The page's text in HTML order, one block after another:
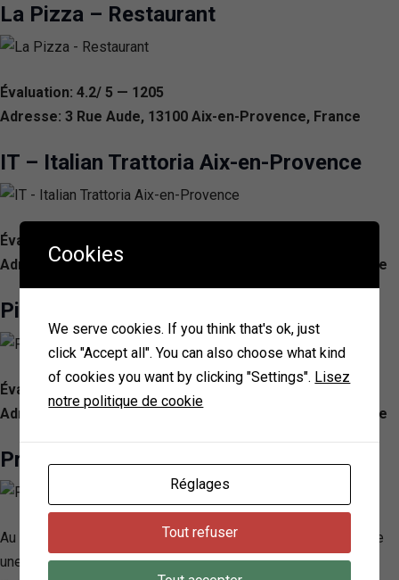
La Pizza – Restaurant
Évaluation: 4.2/ 5 — 1205
Adresse: 3 Rue Aude, 13100 Aix-en-Provence, France
IT – Italian Trattoria Aix-en-Provence
Évaluation: 4.3/ 5 — 986
Adresse: 37 Cr Mirabeau, 13100 Aix-en-Provence, France
Pizza Papa
Évaluation: 3.6/ 5 — 935
Adresse: 33 Cr Mirabeau, 13100 Aix-en-Provence, France
Prima Pasta
Au cœur d’Aix-en-Provence, Prima Pasta se distingue comme
une véritable institution de la cuisine italienne, ancrée dans
Cookies
We serve cookies. If you think that's ok, just
click "Accept all". You can also choose what kind
of cookies you want by clicking "Settings". Lisez
notre politique de cookie
Réglages
Tout refuser